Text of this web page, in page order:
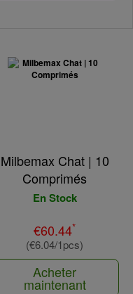
Milbemax Chat | 10
Comprimés
En Stock
€60.44*
(€6.04/1pcs)
Acheter
maintenant